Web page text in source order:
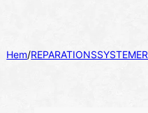
Hem/REPARATIONSSYSTEMER